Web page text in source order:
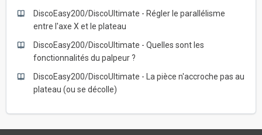
DiscoEasy200/DiscoUltimate - Régler le parallélisme
entre l'axe X et le plateau
DiscoEasy200/DiscoUltimate - Quelles sont les
fonctionnalités du palpeur ?
DiscoEasy200/DiscoUltimate - La pièce n'accroche pas au
plateau (ou se décolle)